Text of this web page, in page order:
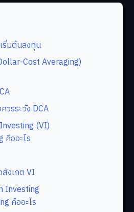
ริ่มต้นลงทุน
Cost Averaging)
วรระวัง DCA
(VI)
คืออะไร
งเกต VI
Investing
คืออะไร